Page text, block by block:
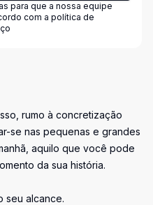
para que a nossa equipe
com a política de
rumo à concretização
se nas pequenas e grandes
aquilo que você pode
da sua história.
seu alcance.